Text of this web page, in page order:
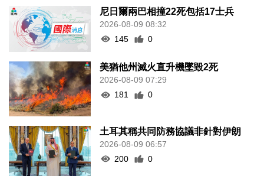
尼日爾兩巴相撞22死包括17士兵
2026-08-09 08:32
145
0
美猶他州滅火直升機墜毀2死
2026-08-09 07:29
181
0
土耳其稱共同防務協議非針對伊朗
2026-08-09 06:57
200
0